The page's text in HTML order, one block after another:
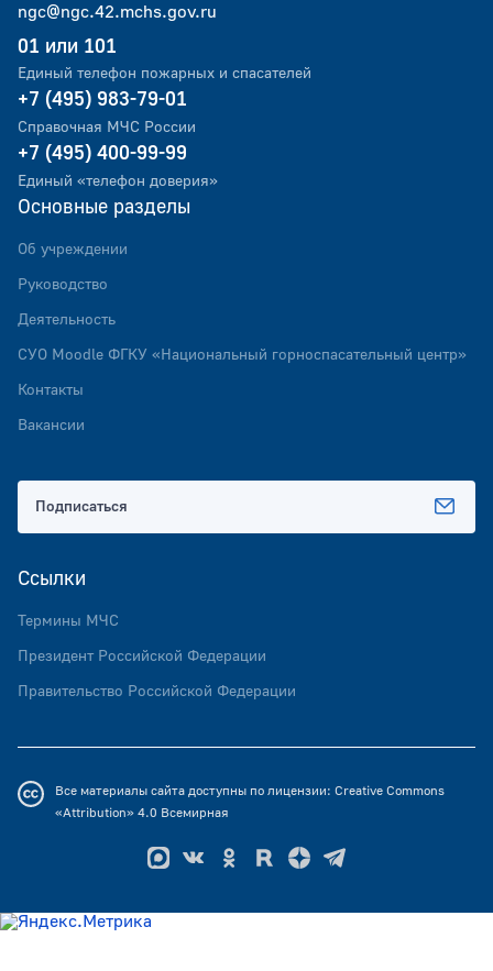
ngc@ngc.42.mchs.gov.ru
01 или 101
Единый телефон пожарных и спасателей
+7 (495) 983-79-01
Справочная МЧС России
+7 (495) 400-99-99
Единый «телефон доверия»
Основные разделы
Об учреждении
Руководство
Деятельность
СУО Мoodlе ФГКУ «Национальный горноспасательный центр»
Контакты
Вакансии
Ссылки
Термины МЧС
Президент Российской Федерации
Правительство Российской Федерации
Подписаться
Все материалы сайта доступны по лицензии: Creative Commons
«Attribution» 4.0 Всемирная